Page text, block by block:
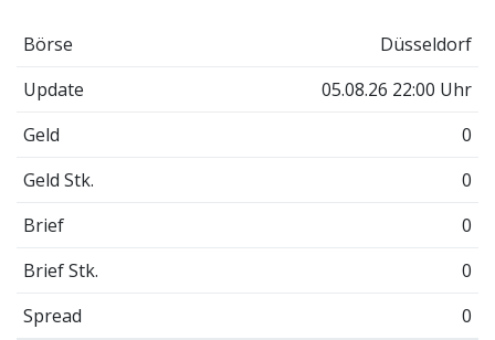
Börse
Düsseldorf
Update
05.08.26 22:00 Uhr
Geld
0
Geld Stk.
0
Brief
0
Brief Stk.
0
Spread
0